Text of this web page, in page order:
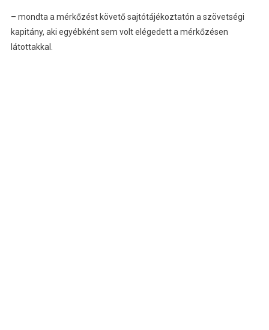
– mondta a mérkőzést követő sajtótájékoztatón a szövetségi
kapitány, aki egyébként sem volt elégedett a mérkőzésen
látottakkal.